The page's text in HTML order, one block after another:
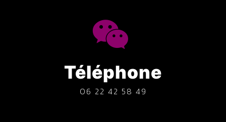
Téléphone
06 22 42 58 49